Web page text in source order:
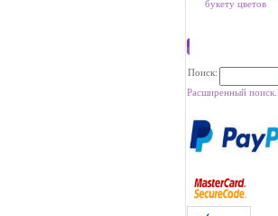
букету цветов
Поиск:
Расширенный поиск...